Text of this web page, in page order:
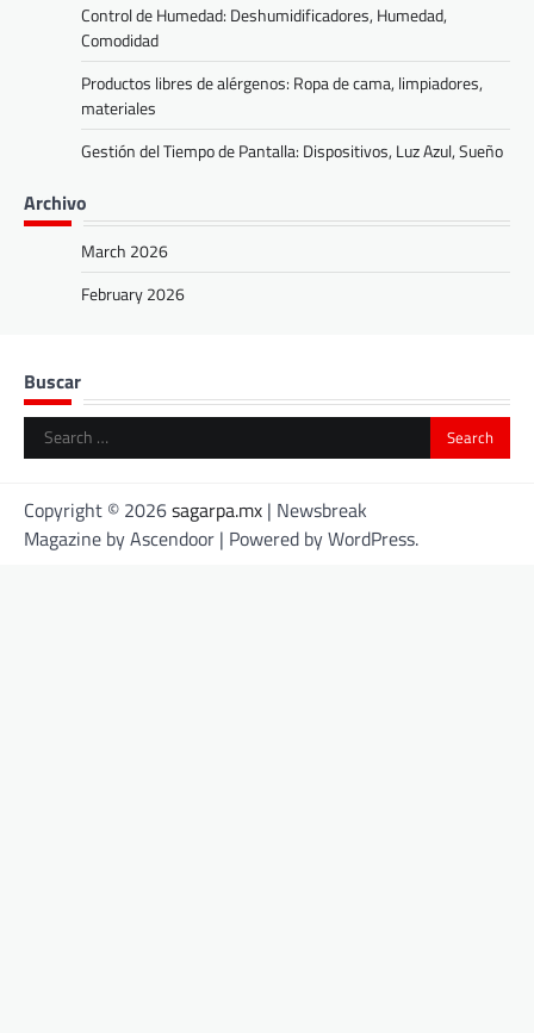
Control de Humedad: Deshumidificadores, Humedad,
Comodidad
Productos libres de alérgenos: Ropa de cama, limpiadores,
materiales
Gestión del Tiempo de Pantalla: Dispositivos, Luz Azul, Sueño
Archivo
March 2026
February 2026
Buscar
Search
for:
Copyright © 2026sagarpa.mx | Newsbreak
Magazine byAscendoor | Powered byWordPress.